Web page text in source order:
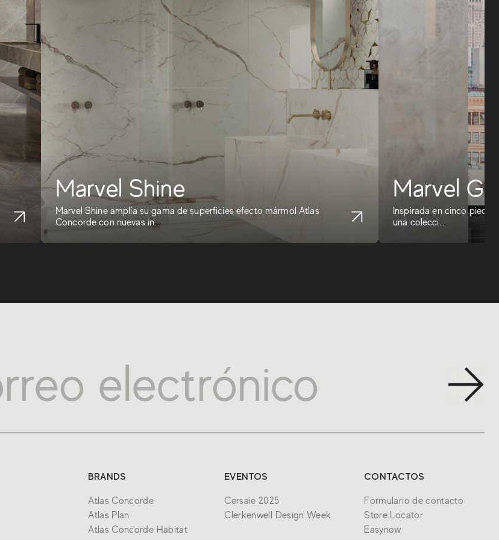
Marvel Shine
Marvel Shine amplía su gama de superficies efecto mármol Atlas
Concorde con nuevas in...
Marvel
Inspirada en cinco
una colecci...
BRANDS
Atlas Concorde
Atlas Plan
Atlas Concorde Habitat
EVENTOS
Cersaie 2025
Clerkenwell Design Week
CONTACTOS
Formulario de contacto
Store Locator
Easynow